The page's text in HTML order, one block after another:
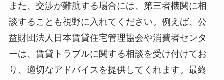
また、交渉が難航する場合には、第三者機関に相
談することも視野に入れてください。例えば、公
益財団法人日本賃貸住宅管理協会や消費者センタ
ーは、賃貸トラブルに関する相談を受け付けてお
り、適切なアドバイスを提供してくれます。最終